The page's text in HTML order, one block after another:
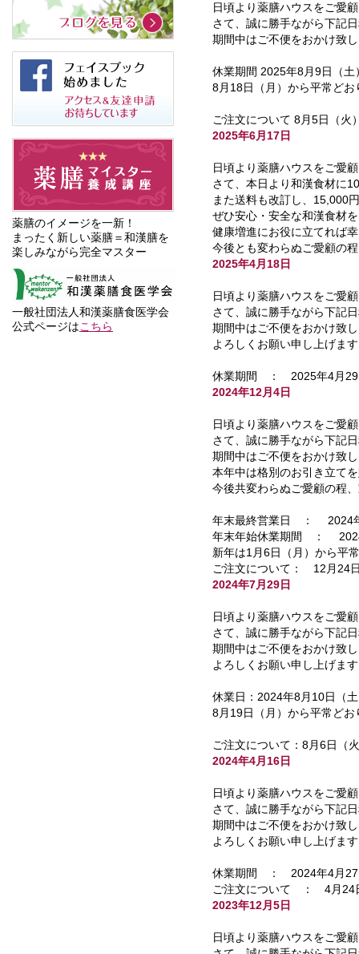
日頃より薬膳ハウスをご愛
さて、誠に勝手ながら下記
期間中はご不便をおかけ致
休業期間 2025年8月9日（
8月18日（月）から平常どお
ご注文について 8月5日（火
2025年6月17日
日頃より薬膳ハウスをご愛
さて、本日より和漢食材に
また送料も改訂し、15,000
ぜひ安心・安全な和漢食材
健康増進にお役に立てれば
今後とも変わらぬご愛顧の
2025年4月18日
日頃より薬膳ハウスをご愛
さて、誠に勝手ながら下記
期間中はご不便をおかけ致
よろしくお願い申し上げま
休業期間 ： 2025年4月29
2024年12月4日
日頃より薬膳ハウスをご愛
さて、誠に勝手ながら下記
期間中はご不便をおかけ致
本年中は格別のお引き立て
今後共変わらぬご愛顧の程
年末最終営業日 ： 2024
年末年始休業期間 ： 2024
新年は1月6日（月）から平
ご注文について： 12月24
2024年7月29日
日頃より薬膳ハウスをご愛
さて、誠に勝手ながら下記
期間中はご不便をおかけ致
よろしくお願い申し上げま
休業日：2024年8月10日（
8月19日（月）から平常どお
ご注文について：8月6日（
2024年4月16日
日頃より薬膳ハウスをご愛
さて、誠に勝手ながら下記
期間中はご不便をおかけ致
よろしくお願い申し上げま
休業期間 ： 2024年4月27
ご注文について ： 4月24
2023年12月5日
日頃より薬膳ハウスをご愛
薬膳のイメージを一新！
まったく新しい薬膳＝和漢膳を
楽しみながら完全マスター
一般社団法人和漢薬膳食医学会
公式ページはこちら